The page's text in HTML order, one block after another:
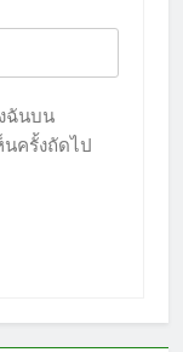
ฉันบน
นครั้งถัดไป